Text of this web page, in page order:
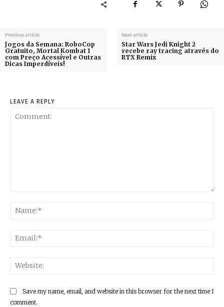
Previous article
Jogos da Semana: RoboCop
Gratuito, Mortal Kombat 1
com Preço Acessível e Outras
Dicas Imperdíveis!
Next article
Star Wars Jedi Knight 2
recebe ray tracing através do
RTX Remix
LEAVE A REPLY
Save my name, email, and website in this browser for the next time I
comment.